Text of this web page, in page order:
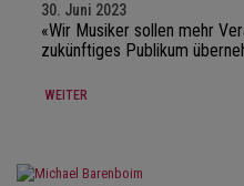
30. Juni 2023
«Wir Musiker sollen mehr
zukünftiges Publikum
WEITER